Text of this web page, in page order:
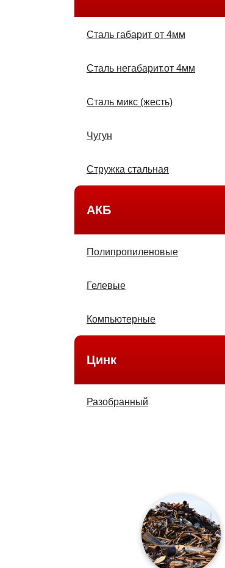
Сталь габарит от 4мм
Сталь негабарит.от 4мм
Сталь микс (жесть)
Чугун
Стружка стальная
АКБ
Полипропиленовые
Гелевые
Компьютерные
Цинк
Разобранный